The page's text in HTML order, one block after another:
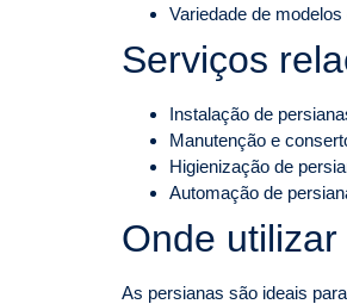
Variedade de
Serviços
Instalação de
Manutenção e
Higienização de
Automação de
Onde
As persianas são ideais